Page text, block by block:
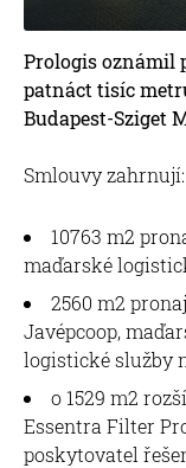
Prologis oznámil
patnáct tisíc
Budapest-Sziget
Smlouvy zahrnují:
10763 m2
maďarské
2560 m2
Javépcoop,
logistické služby
o 1529 m2
Essentra Filter
poskytovatel